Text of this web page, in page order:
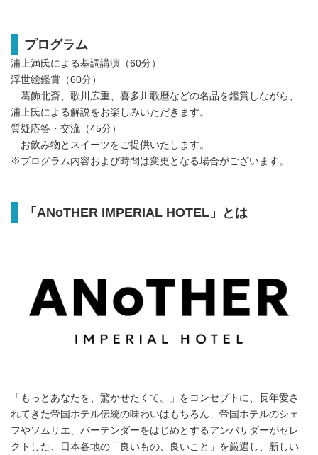
プログラム
浦上満氏による基調講演（60分）
浮世絵鑑賞（60分）
葛飾北斎、歌川広重、喜多川歌麿などの名品を鑑賞しながら、
浦上氏による解説をお楽しみいただきます。
質疑応答・交流（45分）
お飲み物とスイーツをご提供いたします。
※プログラム内容および時間は変更となる場合がございます。
「 ANoTHER IMPERIAL HOTEL」とは
「もっとあなたを、驚かせたくて。」をコンセプトに、⾧年愛さ
れてきた帝国ホテル伝統の味わいはもちろん、帝国ホテルのシェ
フやソムリエ、バーテンダーをはじめとするアンバサダーがセレ
クトした、日本各地の「良いもの、良いこと」を厳選し、新しい